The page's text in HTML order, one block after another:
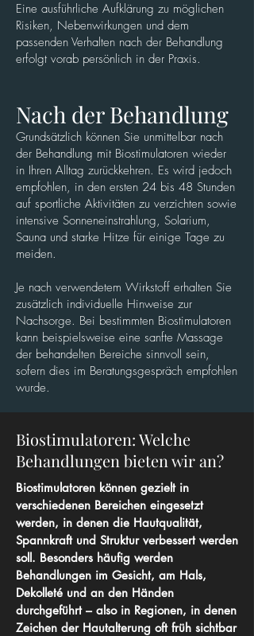
Eine ausführliche Aufklärung zu möglichen
Risiken, Nebenwirkungen und dem
passenden Verhalten nach der Behandlung
erfolgt vorab persönlich in der Praxis.
Nach der Behandlung
Grundsätzlich können Sie unmittelbar nach
der Behandlung mit Biostimulatoren wieder
in Ihren Alltag zurückkehren. Es wird jedoch
empfohlen, in den ersten 24 bis 48 Stunden
auf sportliche Aktivitäten zu verzichten sowie
intensive Sonneneinstrahlung, Solarium,
Sauna und starke Hitze für einige Tage zu
meiden.
Je nach verwendetem Wirkstoff erhalten Sie
zusätzlich individuelle Hinweise zur
Nachsorge. Bei bestimmten Biostimulatoren
kann beispielsweise eine sanfte Massage
der behandelten Bereiche sinnvoll sein,
sofern dies im Beratungsgespräch empfohlen
wurde.
Biostimulatoren: Welche
Behandlungen bieten wir an?
Biostimulatoren können gezielt in
verschiedenen Bereichen eingesetzt
werden, in denen die Hautqualität,
Spannkraft und Struktur verbessert werden
soll. Besonders häufig werden
Behandlungen im Gesicht, am Hals,
Dekolleté und an den Händen
durchgeführt – also in Regionen, in denen
Zeichen der Hautalterung oft früh sichtbar